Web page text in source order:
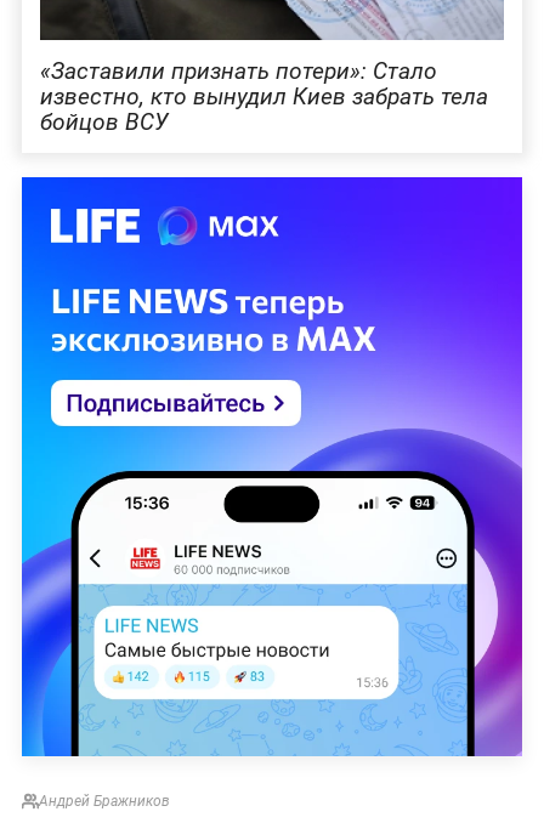
«Заставили признать потери»: Стало
известно, кто вынудил Киев забрать тела
бойцов ВСУ
Андрей Бражников